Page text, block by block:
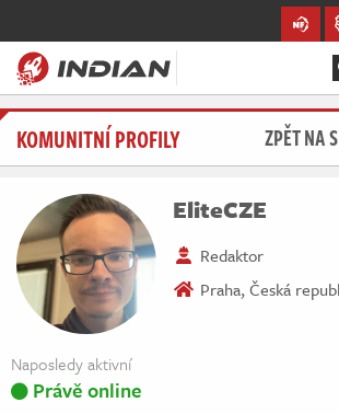
Magazín
Videa
Soutěže
Databáze
Komunita
KOMUNITNÍ PROFILY ZPĚT NA
EliteCZE
Redaktor
Praha, Česká
Naposledy aktivní
Právě online